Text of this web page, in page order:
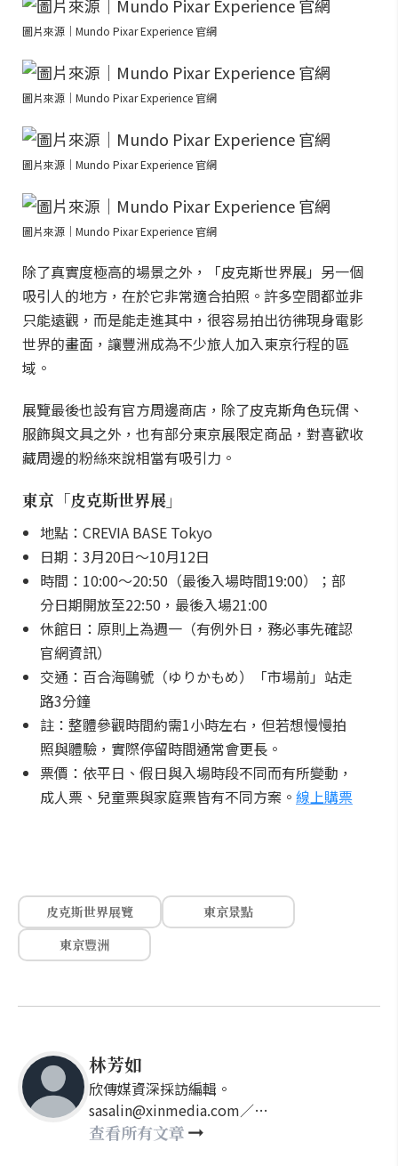
圖片來源｜Mundo Pixar Experience 官網
圖片來源｜Mundo Pixar Experience 官網
圖片來源｜Mundo Pixar Experience 官網
圖片來源｜Mundo Pixar Experience 官網
除了真實度極高的場景之外，「皮克斯世界展」另一個
吸引人的地方，在於它非常適合拍照。許多空間都並非
只能遠觀，而是能走進其中，很容易拍出彷彿現身電影
世界的畫面，讓豐洲成為不少旅人加入東京行程的區
域。
展覽最後也設有官方周邊商店，除了皮克斯角色玩偶、
服飾與文具之外，也有部分東京展限定商品，對喜歡收
藏周邊的粉絲來說相當有吸引力。
東京「皮克斯世界展」
地點：CREVIA BASE Tokyo
日期：3月20日〜10月12日
時間：10:00～20:50（最後入場時間19:00）；部
分日期開放至22:50，最後入場21:00
休館日：原則上為週一（有例外日，務必事先確認
官網資訊）
交通：百合海鷗號（ゆりかもめ）「市場前」站走
路3分鐘
註：整體參觀時間約需1小時左右，但若想慢慢拍
照與體驗，實際停留時間通常會更長。
票價：依平日、假日與入場時段不同而有所變動，
成人票、兒童票與家庭票皆有不同方案。 線上購票
皮克斯世界展覽
東京景點
東京豐洲
林芳如
欣傳媒資深採訪編輯。
sasalin@xinmedia.com／
happy21917@gmail.com
查看所有文章